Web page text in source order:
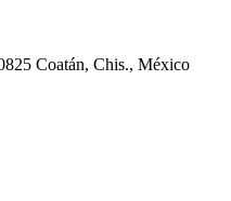
Coatán, Chis., México